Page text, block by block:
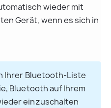
wieder mit
Gerät, wenn es sich in
Ihrer Bluetooth-Liste
Bluetooth auf Ihrem
einzuschalten